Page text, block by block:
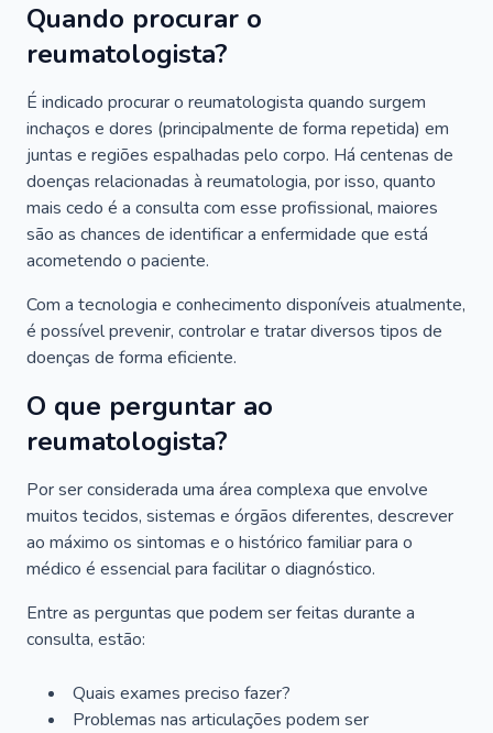
Quando procurar o
reumatologista?
É indicado procurar o reumatologista quando surgem
inchaços e dores (principalmente de forma repetida) em
juntas e regiões espalhadas pelo corpo. Há centenas de
doenças relacionadas à reumatologia, por isso, quanto
mais cedo é a consulta com esse profissional, maiores
são as chances de identificar a enfermidade que está
acometendo o paciente.
Com a tecnologia e conhecimento disponíveis atualmente,
é possível prevenir, controlar e tratar diversos tipos de
doenças de forma eficiente.
O que perguntar ao
reumatologista?
Por ser considerada uma área complexa que envolve
muitos tecidos, sistemas e órgãos diferentes, descrever
ao máximo os sintomas e o histórico familiar para o
médico é essencial para facilitar o diagnóstico.
Entre as perguntas que podem ser feitas durante a
consulta, estão:
Quais exames preciso fazer?
Problemas nas articulações podem ser